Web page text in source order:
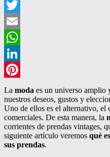
Facebook
Twitter
Email
WhatsApp
LinkedIn
Pinterest
La moda es un universo amplio
nuestros deseos, gustos y
Uno de ellos es el alternativo, el
comerciales. De esta manera, la
corrientes de prendas vintages,
siguiente artículo veremos qué
sus prendas.